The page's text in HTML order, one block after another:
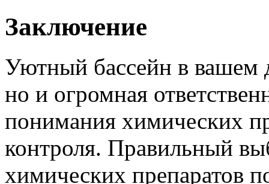
Заключение
Уютный бассейн в вашем
но и огромная
понимания химических
контроля. Правильный
химических препаратов